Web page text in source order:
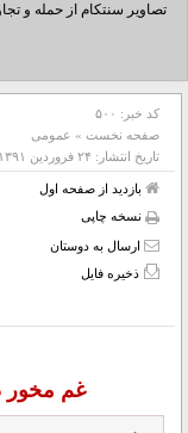
تصاویر سنتکام از حمله و
کد خبر: ۵۰۰
صفحه نخست » عمومی
تاریخ انتشار: ۲۴ فروردين ۱۳۹۱ - ۰۰:۰۰
بازدید از صفحه اول
نسخه چاپی
ارسال به دوستان
ذخیره فایل
غم مخور